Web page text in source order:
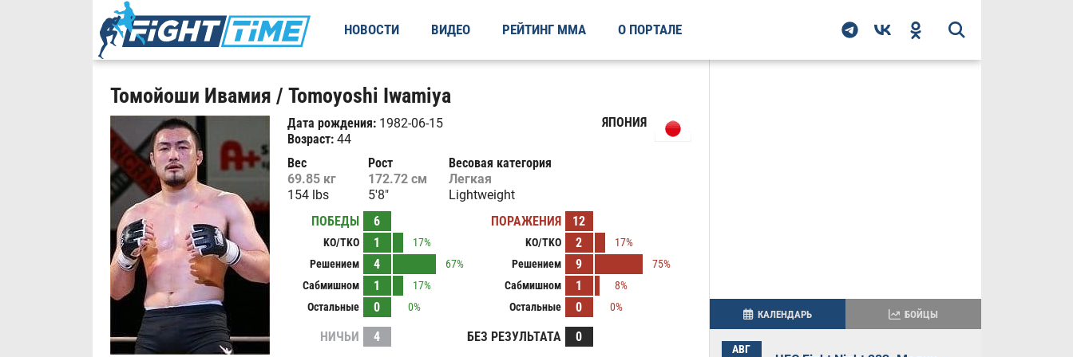
НОВОСТИ ВИДЕО РЕЙТИНГ ММА О ПОРТАЛЕ
Томойоши Ивамия / Tomoyoshi Iwamiya
Дата рождения:1982-06-15
Возраст:44
ЯПОНИЯ
Вес
69.85 кг
154 lbs
Рост
172.72 см
5'8"
Весовая категория
Легкая
Lightweight
ПОБЕДЫ
6
KO/TKO 1
17%
Решением
4
67%
Сабмишном
1
17%
Остальные
0 0%
ПОРАЖЕНИЯ 12
KO/TKO 2
17%
Решением
9
75%
Сабмишном
1
8%
Остальные
0 0%
НИЧЬИ 4 БЕЗ РЕЗУЛЬТАТА 0
КАЛЕНДАРЬ БОЙЦЫ
АВГ